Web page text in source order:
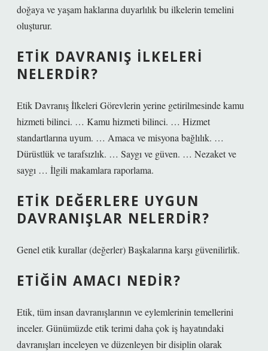
doğaya ve yaşam haklarına duyarlılık bu ilkelerin temelini
oluşturur.
ETIK DAVRANIŞ ILKELERI
NELERDIR?
Etik Davranış İlkeleri Görevlerin yerine getirilmesinde kamu
hizmeti bilinci. … Kamu hizmeti bilinci. … Hizmet
standartlarına uyum. … Amaca ve misyona bağlılık. …
Dürüstlük ve tarafsızlık. … Saygı ve güven. … Nezaket ve
saygı … İlgili makamlara raporlama.
ETIK DEĞERLERE UYGUN
DAVRANIŞLAR NELERDIR?
Genel etik kurallar (değerler) Başkalarına karşı güvenilirlik.
ETIĞIN AMACI NEDIR?
Etik, tüm insan davranışlarının ve eylemlerinin temellerini
inceler. Günümüzde etik terimi daha çok iş hayatındaki
davranışları inceleyen ve düzenleyen bir disiplin olarak